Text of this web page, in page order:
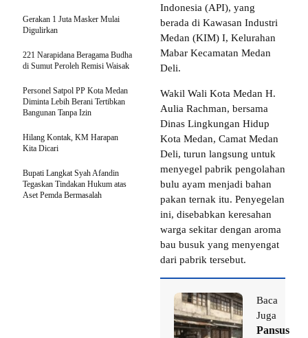
Indonesia (API), yang
berada di Kawasan Industri
Medan (KIM) I, Kelurahan
Mabar Kecamatan Medan
Deli.
Wakil Wali Kota Medan H.
Aulia Rachman, bersama
Dinas Lingkungan Hidup
Kota Medan, Camat Medan
Deli, turun langsung untuk
menyegel pabrik pengolahan
bulu ayam menjadi bahan
pakan ternak itu. Penyegelan
ini, disebabkan keresahan
warga sekitar dengan aroma
bau busuk yang menyengat
dari pabrik tersebut.
Baca
Juga
Pansus
Gerakan 1 Juta Masker Mulai
Digulirkan
221 Narapidana Beragama Budha
di Sumut Peroleh Remisi Waisak
Personel Satpol PP Kota Medan
Diminta Lebih Berani Tertibkan
Bangunan Tanpa Izin
Hilang Kontak, KM Harapan
Kita Dicari
Bupati Langkat Syah Afandin
Tegaskan Tindakan Hukum atas
Aset Pemda Bermasalah